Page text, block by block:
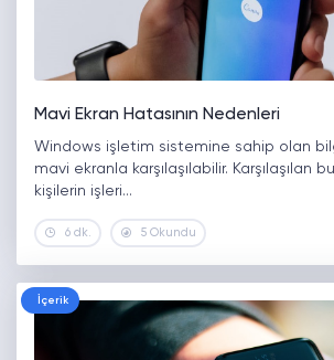
Mavi Ekran Hatasının Nedenleri
Windows işletim sistemine sahip olan
mavi ekranla karşılaşılabilir. Karşılaşılan
kişilerin işleri…
6 dk. 5 Okundu
İçerik